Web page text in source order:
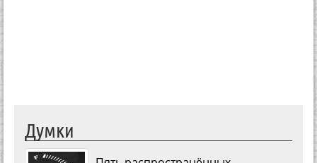
Думки